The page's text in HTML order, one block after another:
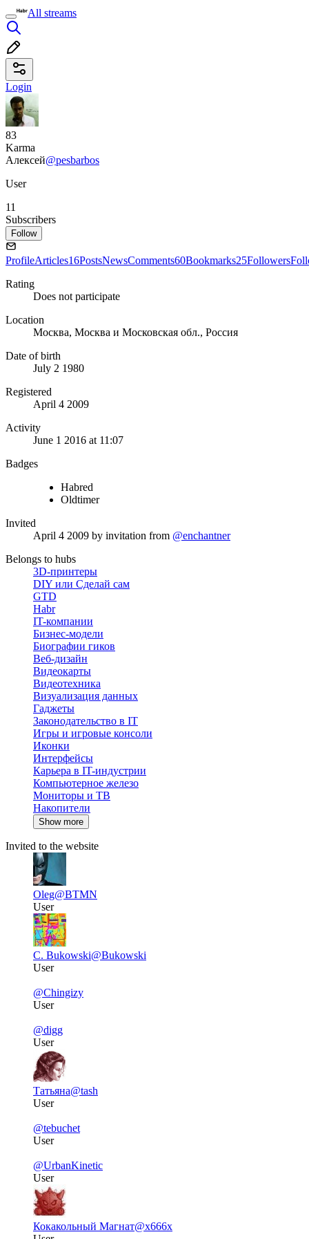
All streams
Login
83
Karma
Алексей@pesbarbos
User
11
Subscribers
Follow
ProfileArticles16PostsNewsComments60Bookmarks25Followers
Rating
Does not participate
Location
Москва, Москва и Московская обл., Россия
Date of birth
July 2 1980
Registered
April 4 2009
Activity
June 1 2016 at 11:07
Badges
Habred
Oldtimer
Invited
April 4 2009 by invitation from @enchantner
Belongs to hubs
3D-принтеры
DIY или Сделай сам
GTD
Habr
IT-компании
Бизнес-модели
Биографии гиков
Веб-дизайн
Видеокарты
Видеотехника
Визуализация данных
Гаджеты
Законодательство в IT
Игры и игровые консоли
Иконки
Интерфейсы
Карьера в IT-индустрии
Компьютерное железо
Мониторы и ТВ
Накопители
Show more
Invited to the website
Oleg@BTMN
User
C. Bukowski@Bukowski
User
@Chingizy
User
@digg
User
Татьяна@tash
User
@tebuchet
User
@UrbanKinetic
User
Кокакольный Магнат@x666x